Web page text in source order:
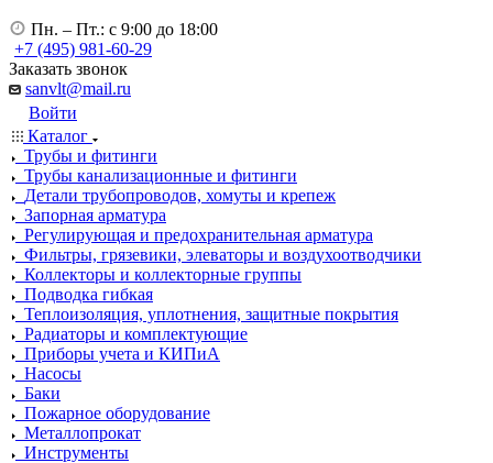
Пн. – Пт.: с 9:00 до 18:00
+7 (495) 981-60-29
Заказать звонок
sanvlt@mail.ru
Войти
Каталог
Трубы и фитинги
Трубы канализационные и фитинги
Детали трубопроводов, хомуты и крепеж
Запорная арматура
Регулирующая и предохранительная арматура
Фильтры, грязевики, элеваторы и воздухоотводчики
Коллекторы и коллекторные группы
Подводка гибкая
Теплоизоляция, уплотнения, защитные покрытия
Радиаторы и комплектующие
Приборы учета и КИПиА
Насосы
Баки
Пожарное оборудование
Металлопрокат
Инструменты